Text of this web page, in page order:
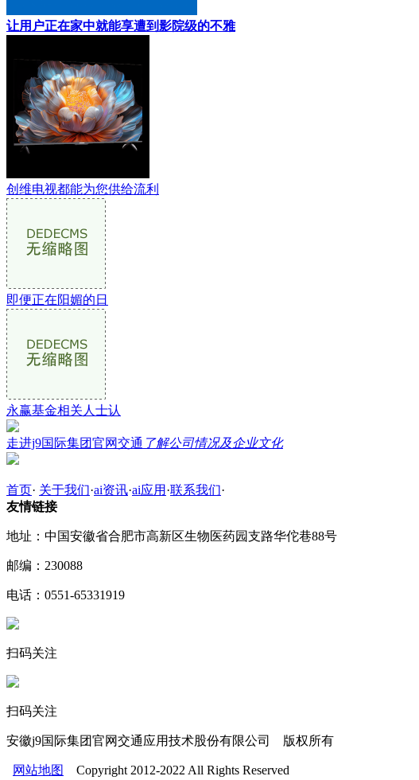
让用户正在家中就能享遭到影院级的不雅
创维电视都能为您供给流利
即便正在阳媚的日
永赢基金相关人士认
走进j9国际集团官网交通 了解公司情况及企业文化
首页· 关于我们·ai资讯·ai应用 ·联系我们·
友情链接
地址：中国安徽省合肥市高新区生物医药园支路华佗巷88号
邮编：230088
电话：0551-65331919
扫码关注
扫码关注
安徽j9国际集团官网交通应用技术股份有限公司 版权所有
网站地图 Copyright 2012-2022 All Rights Reserved